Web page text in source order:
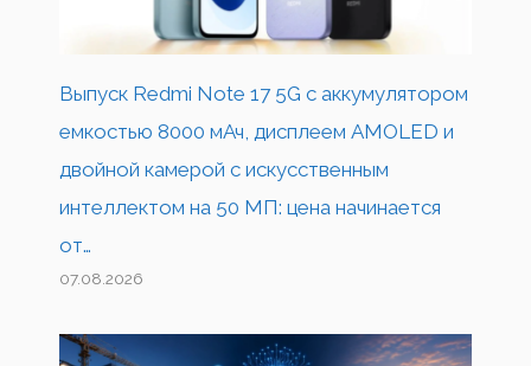
Выпуск Redmi Note 17 5G с аккумулятором
емкостью 8000 мАч, дисплеем AMOLED и
двойной камерой с искусственным
интеллектом на 50 МП: цена начинается
от…
07.08.2026